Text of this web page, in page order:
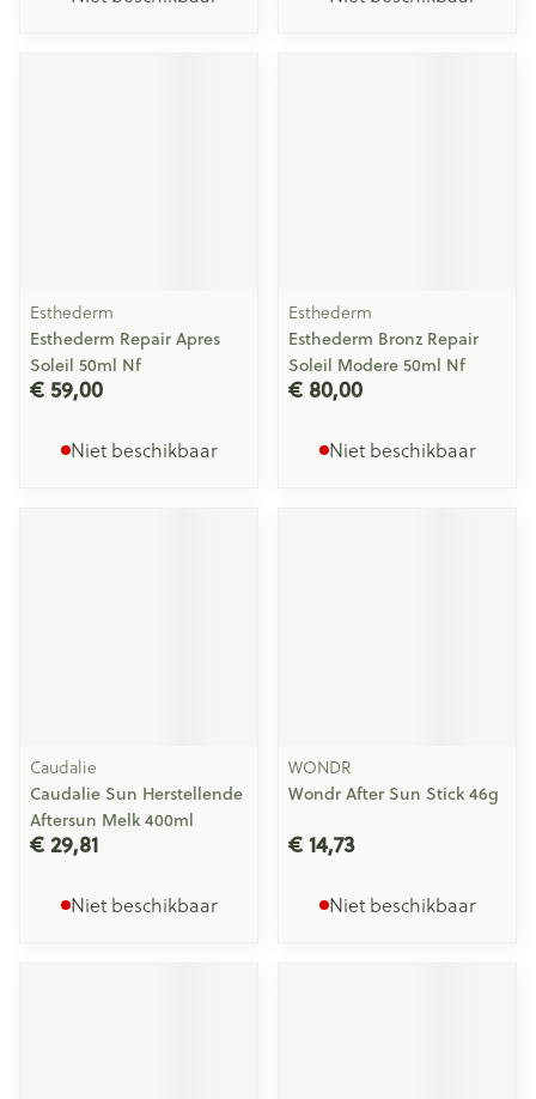
Esthederm
Esthederm Repair Apres
Soleil 50ml Nf
€ 59,00
Niet beschikbaar
Esthederm
Esthederm Bronz Repair
Soleil Modere 50ml Nf
€ 80,00
Niet beschikbaar
Caudalie
Caudalie Sun Herstellende
Aftersun Melk 400ml
€ 29,81
Niet beschikbaar
WONDR
Wondr After Sun Stick 46g
€ 14,73
Niet beschikbaar